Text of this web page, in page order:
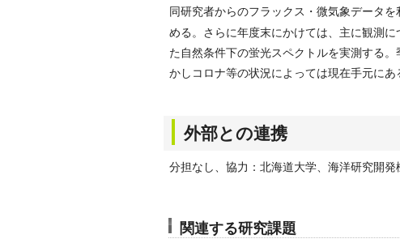
同研究者からのフラックス・微気象データ
める。さらに年度末にかけては、主に観測
た自然条件下の蛍光スペクトルを実測する
かしコロナ等の状況によっては現在手元に
外部との連携
分担なし、協力：北海道大学、海洋研究開発
関連する研究課題